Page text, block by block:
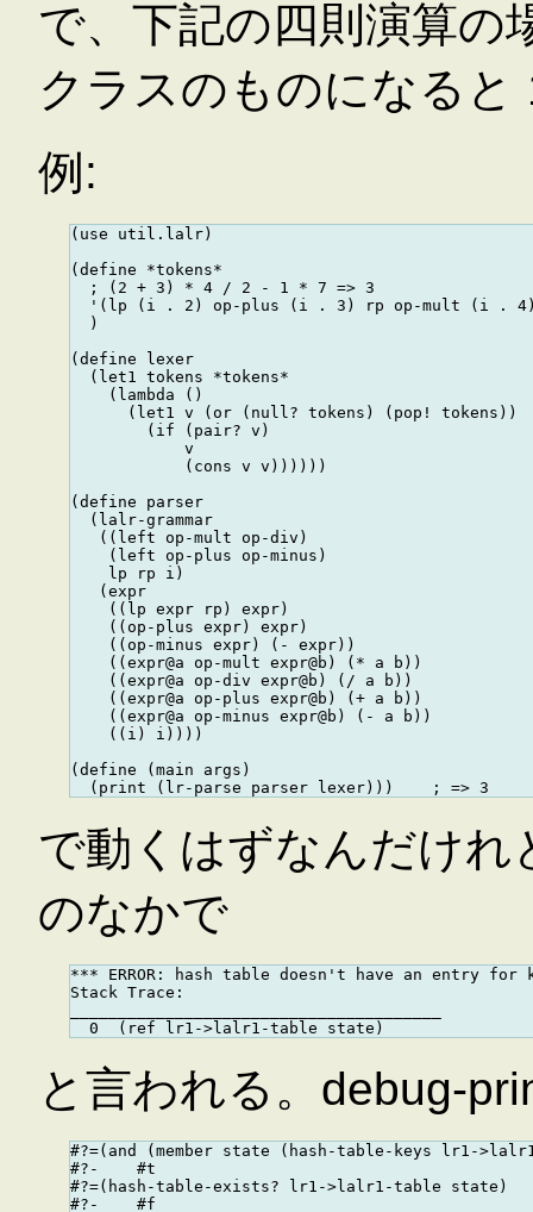
で、下記の四則演算の
クラスのものになると
例:
(use util.lalr)
(define *tokens*
  ; (2 + 3) * 4 / 2 - 1 * 7 => 3
'(lp (i . 2) op-plus (i . 3) rp op-mult (i .
  )
(define lexer
  (let1 tokens *tokens*
    (lambda ()
      (let1 v (or (null? tokens) (pop! tokens))
        (if (pair? v)
            v
            (cons v v))))))
(define parser
  (lalr-grammar
   ((left op-mult op-div)
    (left op-plus op-minus)
    lp rp i)
   (expr
    ((lp expr rp) expr)
    ((op-plus expr) expr)
    ((op-minus expr) (- expr))
    ((expr@a op-mult expr@b) (* a b))
    ((expr@a op-div expr@b) (/ a b))
    ((expr@a op-plus expr@b) (+ a b))
    ((expr@a op-minus expr@b) (- a b))
    ((i) i))))
(define (main args)
で動くはずなんだけれ
のなかで
*** ERROR: hash table doesn't have an entry for
Stack Trace:
と言われる。debug-
#?=(and (member state (hash-table-keys lr1-
#?-    #t
#?=(hash-table-exists? lr1->lalr1-table state)